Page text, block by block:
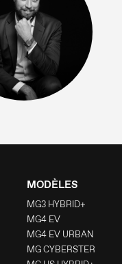
MODÈLES
MG3 HYBRID+
MG4 EV
MG4 EV URBAN
MG CYBERSTER